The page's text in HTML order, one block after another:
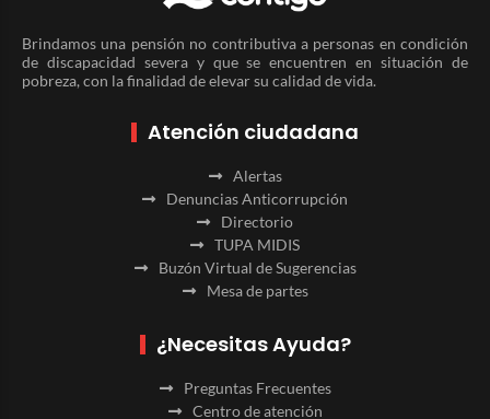
Brindamos una pensión no contributiva a personas en condición
de discapacidad severa y que se encuentren en situación de
pobreza, con la finalidad de elevar su calidad de vida.
Atención ciudadana
Alertas
Denuncias Anticorrupción
Directorio
TUPA MIDIS
Buzón Virtual de Sugerencias
Mesa de partes
¿Necesitas Ayuda?
Preguntas Frecuentes
Centro de atención